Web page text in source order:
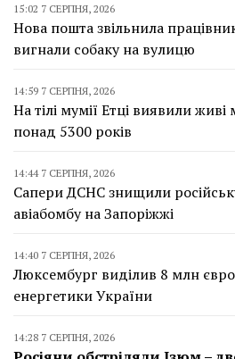
15:02 7 СЕРПНЯ, 2026
Нова пошта звільнила
вигнали собаку на вулицю
14:59 7 СЕРПНЯ, 2026
На тілі мумії Етці виявили
понад 5300 років
14:44 7 СЕРПНЯ, 2026
Сапери ДСНС знищили
авіабомбу на Запоріжжі
14:40 7 СЕРПНЯ, 2026
Люксембург виділив 8 млн
енергетики України
14:28 7 СЕРПНЯ, 2026